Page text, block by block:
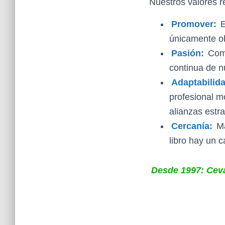
Nuestros valores
Promover:
únicamente
Pasión:
continua de
profesional
alianzas
Cercanía:
libro hay un
Desde 1997: